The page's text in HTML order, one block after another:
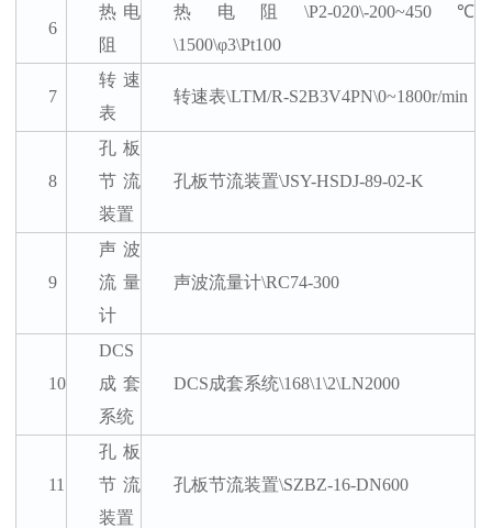
6
热电
阻
热电阻 \P2-020\-200~450℃
\1500\φ3\Pt100
7
转速
表
转速表\LTM/R-S2B3V4PN\0~1800r/min
8
孔板
节流
装置
孔板节流装置\JSY-HSDJ-89-02-K
9
声波
流量
计
声波流量计\RC74-300
10
DCS
成套
系统
DCS成套系统\168\1\2\LN2000
11
孔板
节流
装置
孔板节流装置\SZBZ-16-DN600